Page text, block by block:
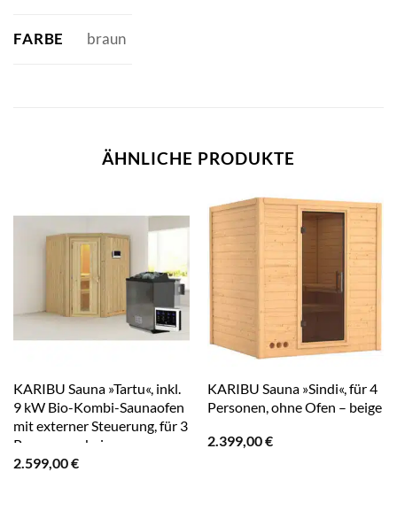
FARBE braun
ÄHNLICHE PRODUKTE
KARIBU Sauna »Tartu«, inkl.
9 kW Bio-Kombi-Saunaofen
mit externer Steuerung, für 3
Personen – beige
2.599,00€
KARIBU Sauna »Sindi«, für 4
Personen, ohne Ofen – beige
2.399,00€